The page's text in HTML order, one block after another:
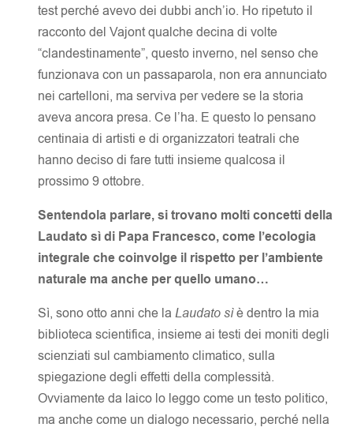
test perché avevo dei dubbi anch’io. Ho ripetuto il
racconto del Vajont qualche decina di volte
“clandestinamente”, questo inverno, nel senso che
funzionava con un passaparola, non era annunciato
nei cartelloni, ma serviva per vedere se la storia
aveva ancora presa. Ce l’ha. E questo lo pensano
centinaia di artisti e di organizzatori teatrali che
hanno deciso di fare tutti insieme qualcosa il
prossimo 9 ottobre.
Sentendola parlare, si trovano molti concetti della
Laudato sì di Papa Francesco, come l’ecologia
integrale che coinvolge il rispetto per l’ambiente
naturale ma anche per quello umano…
Sì, sono otto anni che la Laudato sìè dentro la mia
biblioteca scientifica, insieme ai testi dei moniti degli
scienziati sul cambiamento climatico, sulla
spiegazione degli effetti della complessità.
Ovviamente da laico lo leggo come un testo politico,
ma anche come un dialogo necessario, perché nella